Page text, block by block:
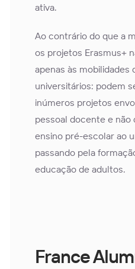
ativa.
Ao contrário do que a
os projetos Erasmus+
apenas às mobilidades
universitários: podem
inúmeros projetos
pessoal docente e
ensino pré-escolar ao
passando pela
educação de adultos.
France